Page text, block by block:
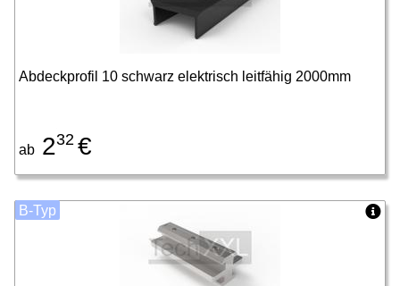
Abdeckprofil 10 schwarz elektrisch leitfähig 2000mm
ab 232 €
B-Typ